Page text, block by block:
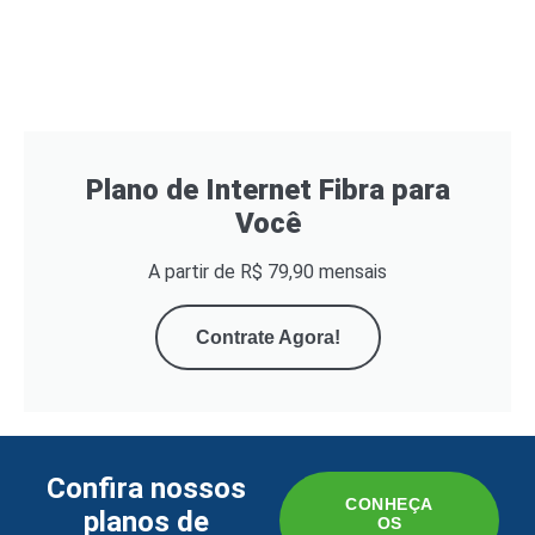
Plano de Internet Fibra para
Você
A partir de R$ 79,90 mensais
Contrate Agora!
Confira nossos
planos de
CONHEÇA
OS